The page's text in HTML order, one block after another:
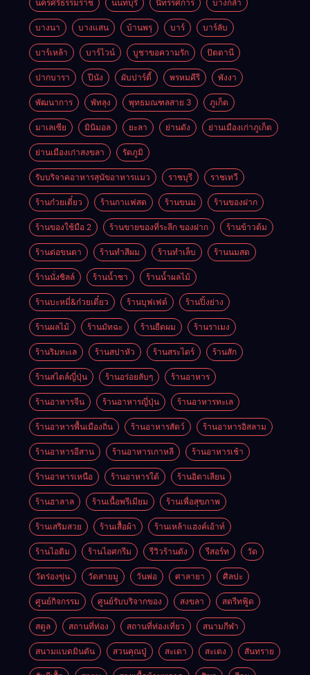
นครศรีธรรมราช นนทบุรี นิทรรศการ บางกล่ำ
บางนา บางแสน บ้านพรุ บาร์ บาร์ลับ
บาร์เหล้า บาร์ไวน์ บูชาขอความรัก ปัตตานี
ปากบารา ปีนัง ผับปาร์ตี้ พรหมคีรี พังงา
พัฒนาการ พัทลุง พุทธมณฑลสาย 3 ภูเก็ต
มาเลเซีย มินิมอล ยะลา ย่านดัง ย่านเมืองเก่าภูเก็ต
ย่านเมืองเก่าสงขลา รัตภูมิ
รับบริจาคอาหารสุนัขอาหารแมว ราชบุรี ราชเทวี
ร้านก๋วยเตี๋ยว ร้านกาแฟสด ร้านขนม ร้านของฝาก
ร้านของใช้มือ 2 ร้านขายของที่ระลึก ของฝาก ร้านข้าวต้ม
ร้านต่อขนตา ร้านทำสีผม ร้านทำเล็บ ร้านนมสด
ร้านนั่งชิลล์ ร้านน้ำชา ร้านน้ำผลไม้
ร้านบะหมี่&ก๋วยเตี๋ยว ร้านบุฟเฟต์ ร้านปิ้งย่าง
ร้านผลไม้ ร้านมัทฉะ ร้านยืดผม ร้านราเมง
ร้านริมทะเล ร้านสปาหัว ร้านสระไดร์ ร้านสัก
ร้านสไตล์ญี่ปุ่น ร้านอร่อยลับๆ ร้านอาหาร
ร้านอาหารจีน ร้านอาหารญี่ปุ่น ร้านอาหารทะเล
ร้านอาหารพื้นเมืองถิ่น ร้านอาหารสัตว์ ร้านอาหารอิสลาม
ร้านอาหารอีสาน ร้านอาหารเกาหลี ร้านอาหารเช้า
ร้านอาหารเหนือ ร้านอาหารใต้ ร้านอิตาเลียน
ร้านฮาลาล ร้านเนื้อพรีเมียม ร้านเพื่อสุขภาพ
ร้านเสริมสวย ร้านเสื้อผ้า ร้านเหล้าแฮงค์เอ้าท์
ร้านไอติม ร้านไอศกรีม รีวิวร้านดัง รีสอร์ท วัด
วัดร่องขุ่น วัดสายมู วันพ่อ ศาลายา ศิลปะ
ศูนย์กิจกรรม ศูนย์รับบริจากของ สงขลา สตรีทฟู้ด
สตูล สถานที่ท่อง สถานที่ท่องเที่ยว สนามกีฬา
สนามแบดมินตัน สวนคุณปู่ สะเดา สะเตง สันทราย